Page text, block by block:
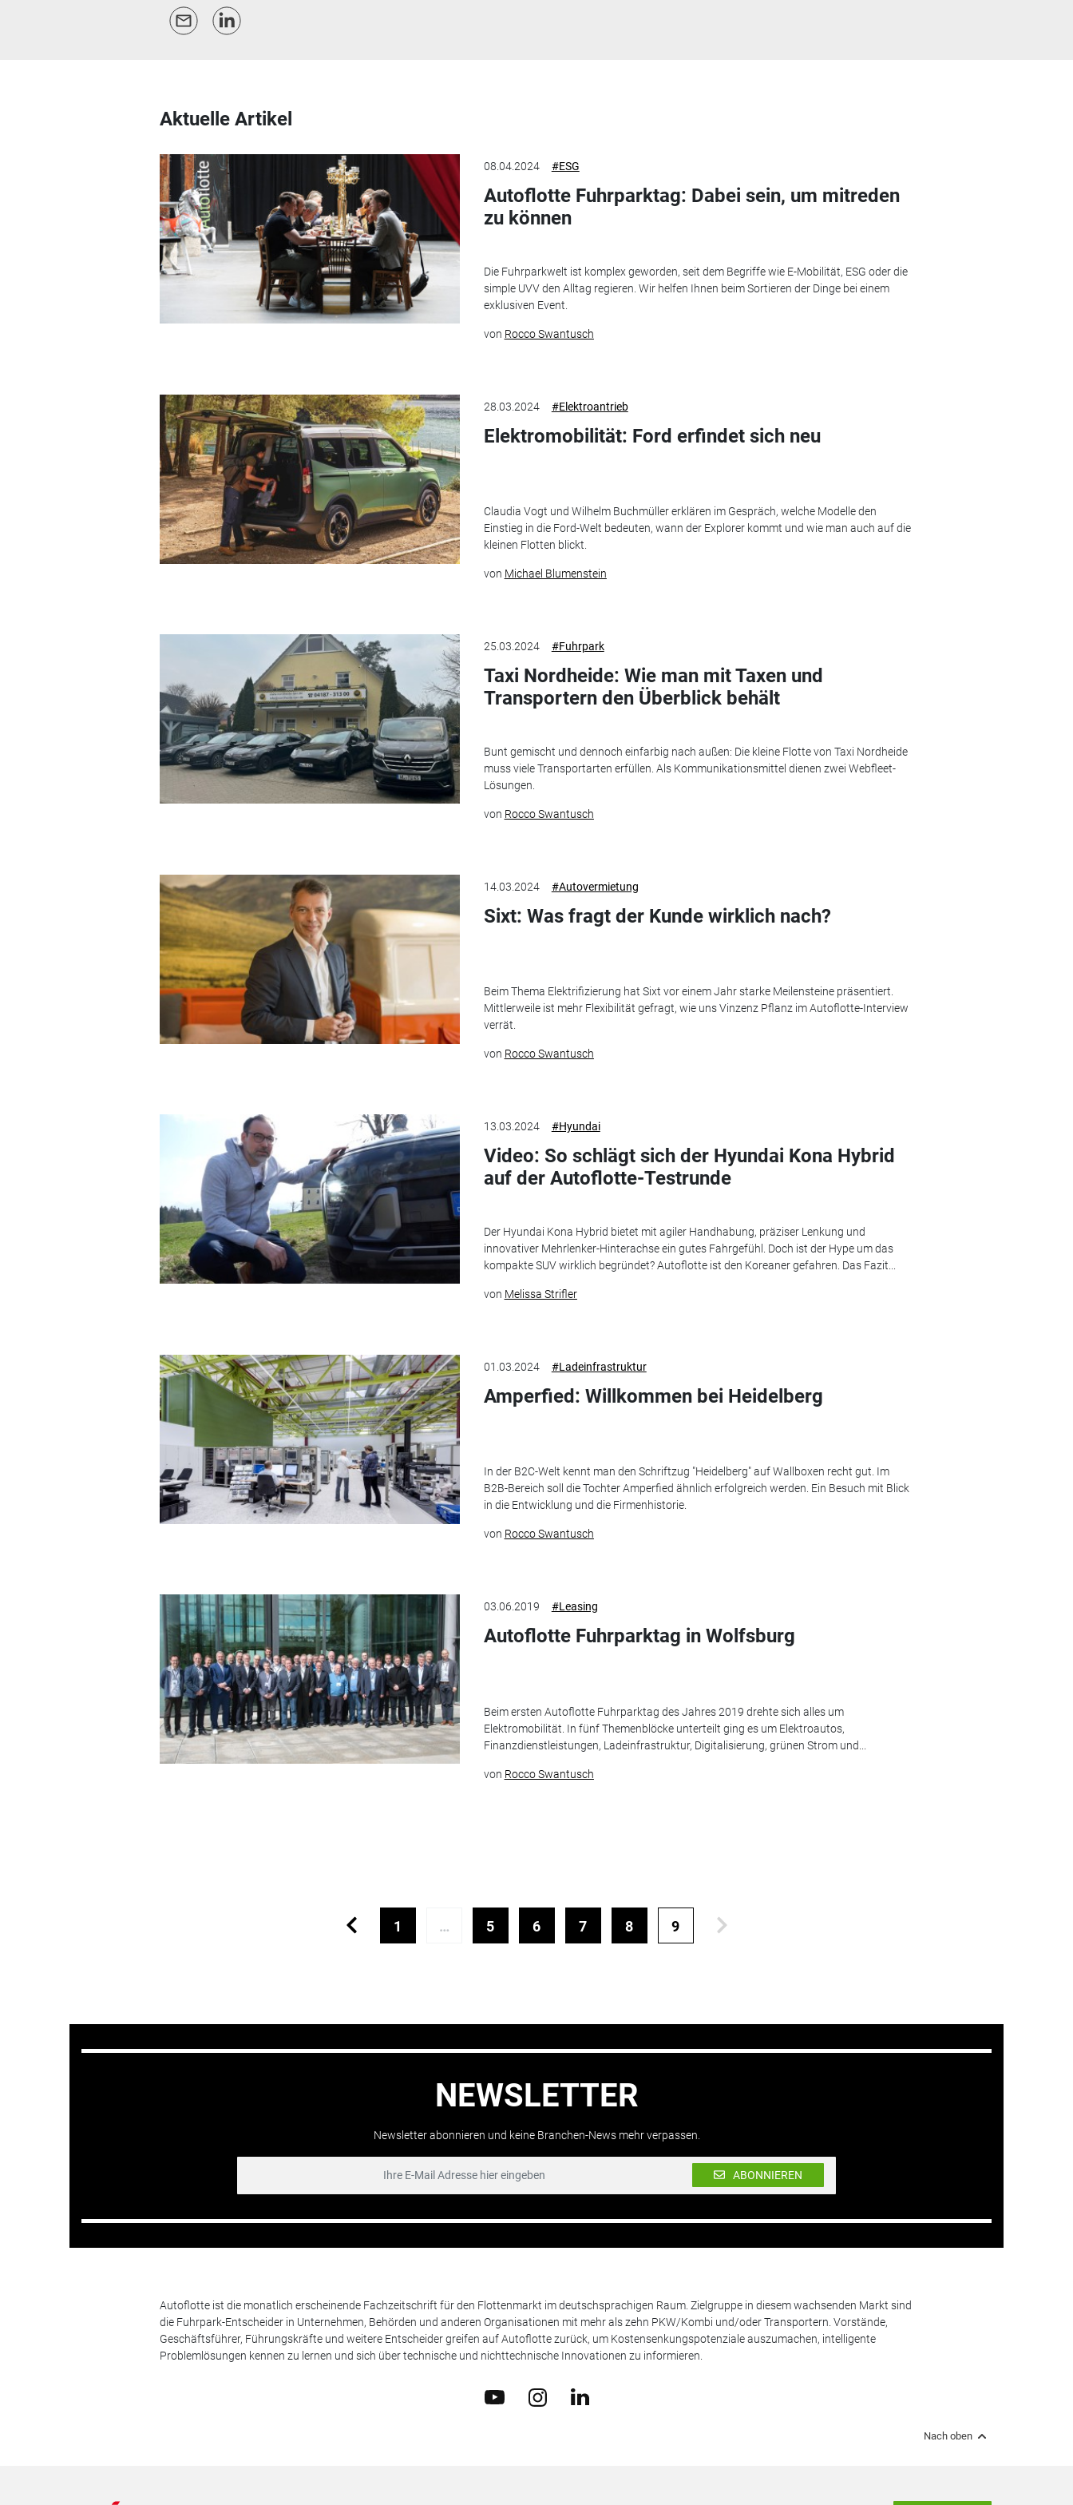
Aktuelle Artikel
08.04.2024 #ESG
Autoflotte Fuhrparktag: Dabei sein, um mitreden
zu können
Die Fuhrparkwelt ist komplex geworden, seit dem Begriffe wie E-Mobilität, ESG oder die
simple UVV den Alltag regieren. Wir helfen Ihnen beim Sortieren der Dinge bei einem
exklusiven Event.
von Rocco Swantusch
28.03.2024 #Elektroantrieb
Elektromobilität: Ford erfindet sich neu
Claudia Vogt und Wilhelm Buchmüller erklären im Gespräch, welche Modelle den
Einstieg in die Ford-Welt bedeuten, wann der Explorer kommt und wie man auch auf die
kleinen Flotten blickt.
von Michael Blumenstein
25.03.2024 #Fuhrpark
Taxi Nordheide: Wie man mit Taxen und
Transportern den Überblick behält
Bunt gemischt und dennoch einfarbig nach außen: Die kleine Flotte von Taxi Nordheide
muss viele Transportarten erfüllen. Als Kommunikationsmittel dienen zwei Webfleet-
Lösungen.
von Rocco Swantusch
14.03.2024 #Autovermietung
Sixt: Was fragt der Kunde wirklich nach?
Beim Thema Elektrifizierung hat Sixt vor einem Jahr starke Meilensteine präsentiert.
Mittlerweile ist mehr Flexibilität gefragt, wie uns Vinzenz Pflanz im Autoflotte-Interview
verrät.
von Rocco Swantusch
13.03.2024 #Hyundai
Video: So schlägt sich der Hyundai Kona Hybrid
auf der Autoflotte-Testrunde
Der Hyundai Kona Hybrid bietet mit agiler Handhabung, präziser Lenkung und
innovativer Mehrlenker-Hinterachse ein gutes Fahrgefühl. Doch ist der Hype um das
kompakte SUV wirklich begründet? Autoflotte ist den Koreaner gefahren. Das Fazit...
von Melissa Strifler
01.03.2024 #Ladeinfrastruktur
Amperfied: Willkommen bei Heidelberg
In der B2C-Welt kennt man den Schriftzug "Heidelberg" auf Wallboxen recht gut. Im
B2B-Bereich soll die Tochter Amperfied ähnlich erfolgreich werden. Ein Besuch mit Blick
in die Entwicklung und die Firmenhistorie.
von Rocco Swantusch
03.06.2019 #Leasing
Autoflotte Fuhrparktag in Wolfsburg
Beim ersten Autoflotte Fuhrparktag des Jahres 2019 drehte sich alles um
Elektromobilität. In fünf Themenblöcke unterteilt ging es um Elektroautos,
Finanzdienstleistungen, Ladeinfrastruktur, Digitalisierung, grünen Strom und...
von Rocco Swantusch
1 … 5 6 7 8 9
NEWSLETTER
Newsletter abonnieren und keine Branchen-News mehr verpassen.
ABONNIEREN
Autoflotte ist die monatlich erscheinende Fachzeitschrift für den Flottenmarkt im deutschsprachigen Raum. Zielgruppe in diesem wachsenden Markt sind
die Fuhrpark-Entscheider in Unternehmen, Behörden und anderen Organisationen mit mehr als zehn PKW/Kombi und/oder Transportern. Vorstände,
Geschäftsführer, Führungskräfte und weitere Entscheider greifen auf Autoflotte zurück, um Kostensenkungspotenziale auszumachen, intelligente
Problemlösungen kennen zu lernen und sich über technische und nichttechnische Innovationen zu informieren.
Nach oben